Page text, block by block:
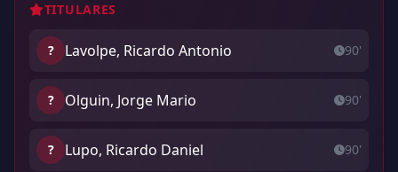
TITULARES
? Lavolpe, Ricardo Antonio 90'
? Olguin, Jorge Mario 90'
? Lupo, Ricardo Daniel 90'